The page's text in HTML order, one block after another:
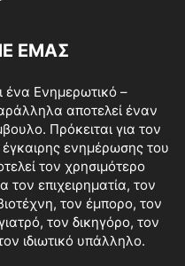
ΕΜΑΣ
ένα Ενημερωτικό –
αποτελεί έναν
Πρόκειται για τον
ενημέρωσης του
τον χρησιμότερο
τον επιχειρηματία, τον
τον έμπορο, τον
τον δικηγόρο, τον
ιδιωτικό υπάλληλο.